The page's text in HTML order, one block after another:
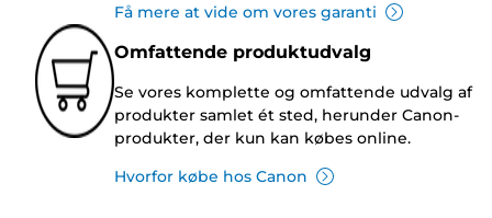
Få mere at vide om vores garanti
Omfattende produktudvalg
Se vores komplette og omfattende udvalg af
produkter samlet ét sted, herunder Canon-
produkter, der kun kan købes online.
Hvorfor købe hos Canon